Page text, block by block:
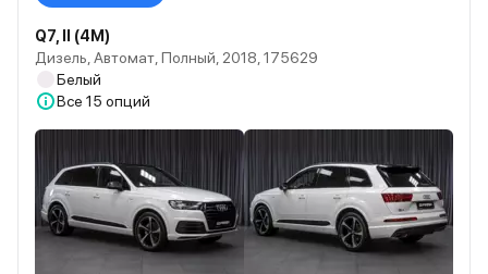
Q7, II (4M)
Дизель, Автомат, Полный, 2018, 175629
Белый
Все 15 опций